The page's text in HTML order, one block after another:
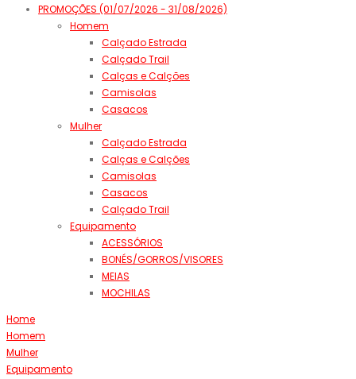
PROMOÇÕES (01/07/2026 - 31/08/2026)
Homem
Calçado Estrada
Calçado Trail
Calças e Calções
Camisolas
Casacos
Mulher
Calçado Estrada
Calças e Calções
Camisolas
Casacos
Calçado Trail
Equipamento
ACESSÓRIOS
BONÉS/GORROS/VISORES
MEIAS
MOCHILAS
Home
Homem
Mulher
Equipamento